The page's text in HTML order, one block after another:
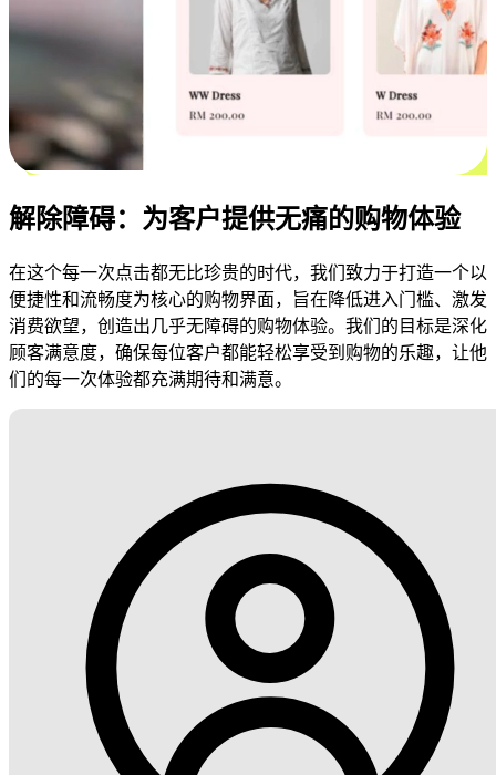
解除障碍：为客户提供无痛的购物体验
在这个每一次点击都无比珍贵的时代，我们致力于打造一个以
便捷性和流畅度为核心的购物界面，旨在降低进入门槛、激发
消费欲望，创造出几乎无障碍的购物体验。我们的目标是深化
顾客满意度，确保每位客户都能轻松享受到购物的乐趣，让他
们的每一次体验都充满期待和满意。